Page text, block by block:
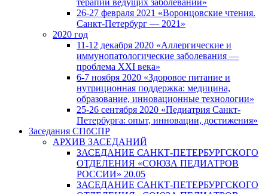
терапии ведущих заболеваний»
26-27 февраля 2021 «Воронцовские чтения.
Санкт-Петербург — 2021»
2020 год
11-12 декабря 2020 «Аллергические и
иммунопатологические заболевания —
проблема XXI века»
6-7 ноября 2020 «Здоровое питание и
нутриционная поддержка: медицина,
образование, инновационные технологии»
25-26 сентября 2020 «Педиатрия Санкт-
Петербурга: опыт, инновации, достижения»
Заседания СПбСПР
АРХИВ ЗАСЕДАНИЙ
ЗАСЕДАНИЕ САНКТ-ПЕТЕРБУРГСКОГО
ОТДЕЛЕНИЯ «СОЮЗА ПЕДИАТРОВ
РОССИИ» 20.05
ЗАСЕДАНИЕ САНКТ-ПЕТЕРБУРГСКОГО